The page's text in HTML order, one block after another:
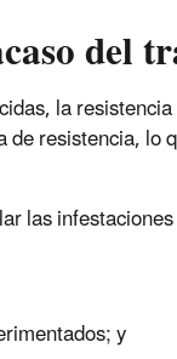
del
la
resistencia,
y